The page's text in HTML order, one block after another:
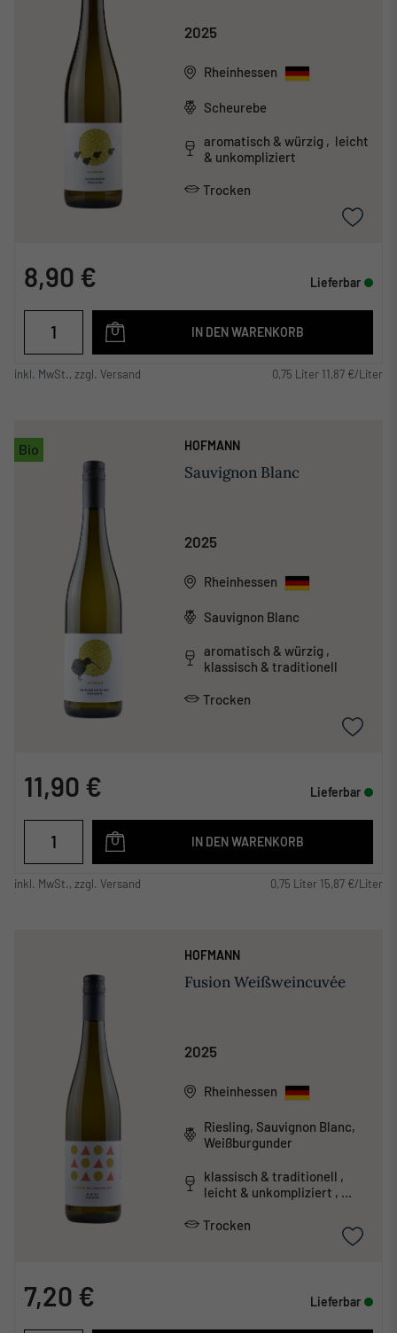
2025
Rheinhessen
Scheurebe
aromatisch & würzig , leicht
& unkompliziert
Trocken
8,90 € Lieferbar
IN DEN WARENKORB
inkl. MwSt., zzgl. Versand 0,75 Liter 11,87 €/Liter
Bio HOFMANN
Sauvignon Blanc
2025
Rheinhessen
Sauvignon Blanc
aromatisch & würzig ,
klassisch & traditionell
Trocken
11,90 € Lieferbar
IN DEN WARENKORB
inkl. MwSt., zzgl. Versand 0,75 Liter 15,87 €/Liter
HOFMANN
Fusion Weißweincuvée
2025
Rheinhessen
Riesling, Sauvignon Blanc,
Weißburgunder
klassisch & traditionell ,
leicht & unkompliziert ,
Trocken
7,20 € Lieferbar